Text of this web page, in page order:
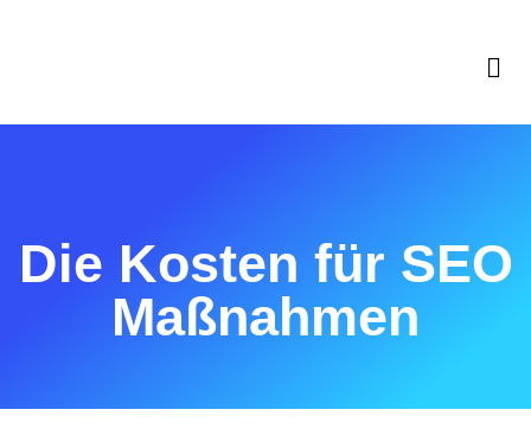
Die Kosten für SEO
Maßnahmen